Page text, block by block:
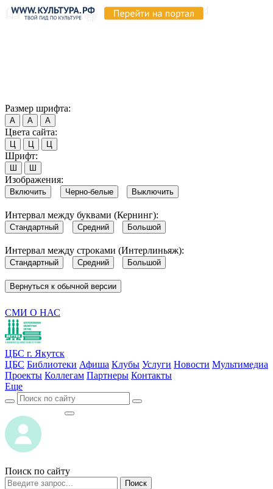
Размер шрифта:
А А А
Цвета сайта:
Ц Ц Ц
Шрифт:
Ш Ш
Изображения:
Включить Черно-белые Выключить
Интервал между буквами (Кернинг):
Стандартный Средний Большой
Интервал между строками (Интерлиньяж):
Стандартный Средний Большой
Вернуться к обычной версии
СМИ О НАС
ЦБС г. Якутск
ЦБС Библиотеки Афиша Клубы Услуги Новости Мультимедиа
Проекты Коллегам Партнеры Контакты
Еще
Поиск по сайту
Поиск